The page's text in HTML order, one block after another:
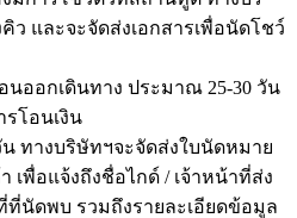
ว และจะจัดส่งเอกสารเพื่อนัดโชว์
นออกเดินทาง ประมาณ 25-30 วัน
โอนเงิน
น ทางบริษัทฯจะจัดส่งใบนัดหมาย
เพื่อแจ้งถึงชื่อไกด์ / เจ้าหน้าที่ส่ง
ที่นัดพบ รวมถึงรายละเอียดข้อมูล